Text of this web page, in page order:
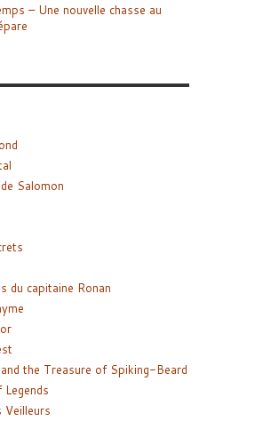
– Une nouvelle chasse au
Salomon
du capitaine Ronan
and the Treasure of Spiking-Beard
Legends
Veilleurs